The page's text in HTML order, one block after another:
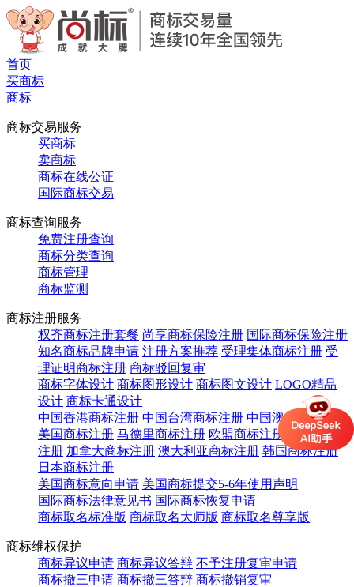
首页
买商标
商标
商标交易服务
买商标
卖商标
商标在线公证
国际商标交易
商标查询服务
免费注册查询
商标分类查询
商标管理
商标监测
商标注册服务
权齐商标注册套餐 尚享商标保险注册 国际商标保险注册
知名商标品牌申请 注册方案推荐 受理集体商标注册 受
理证明商标注册 商标驳回复审
商标字体设计 商标图形设计 商标图文设计 LOGO精品
设计 商标卡通设计
中国香港商标注册 中国台湾商标注册 中国澳门商标注册
美国商标注册 马德里商标注册 欧盟商标注册
英国商标
注册 加拿大商标注册 澳大利亚商标注册 韩国商标注册
日本商标注册
美国商标意向申请 美国商标提交5-6年使用声明
国际商标法律意见书 国际商标恢复申请
商标取名标准版 商标取名大师版 商标取名尊享版
商标维权保护
商标异议申请 商标异议答辩 不予注册复审申请
商标撤三申请 商标撤三答辩 商标撤销复审